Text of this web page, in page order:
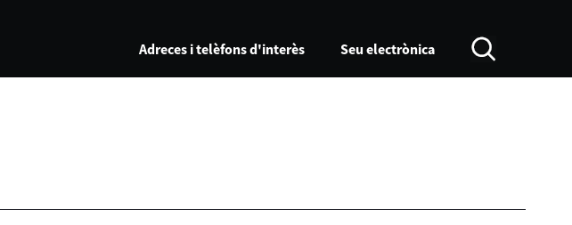
Adreces i telèfons d'interès Seu electrònica